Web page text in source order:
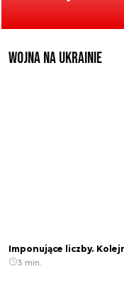
Wojna na Ukrainie
Imponujące liczby.
3 min.